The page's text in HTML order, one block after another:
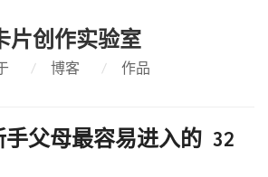
片创作实验室
/ 博客 / 作品
父母最容易进入的 32